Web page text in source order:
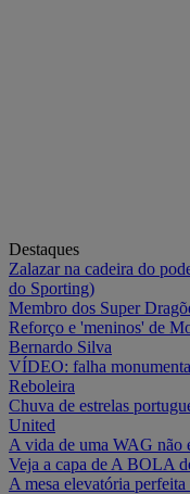
Destaques
Zalazar na cadeira do
do Sporting)
Membro dos Super
Reforço e 'meninos' de
Bernardo Silva
VÍDEO: falha
Reboleira
Chuva de estrelas
United
A vida de uma WAG não
Veja a capa de A BOLA
A mesa elevatória